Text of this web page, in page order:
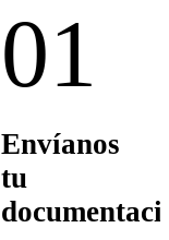
01
Envíanos
tu